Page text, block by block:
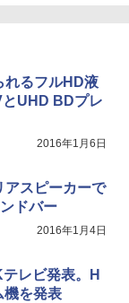
るフルHD液
UHD BDプレ
2016年1月6日
スピーカーで
ドバー
2016年1月4日
レビ発表。H
機を発表